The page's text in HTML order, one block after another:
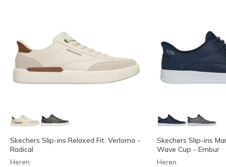
Skechers Slip-ins Relaxed Fit: Verloma -
Radical
Heren
Skechers Slip-ins
Wave Cup - Embur
Heren